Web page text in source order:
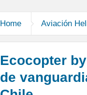
Home Aviación
Ecocopter
de